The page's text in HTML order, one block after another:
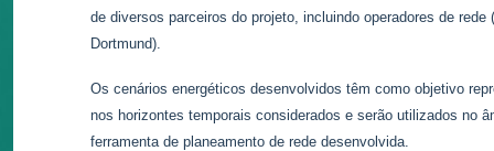
de diversos parceiros do projeto, incluindo operadores de
Dortmund).
Os cenários energéticos desenvolvidos têm como objetivo
nos horizontes temporais considerados e serão utilizados no
ferramenta de planeamento de rede desenvolvida.